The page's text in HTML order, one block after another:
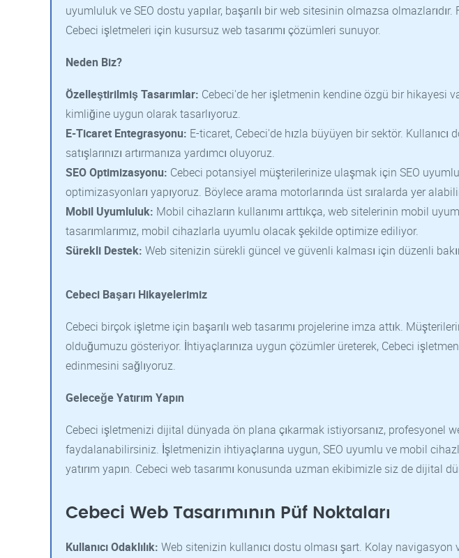
uyumluluk ve SEO dostu yapılar, başarılı bir web sitesinin olmazsa
Cebeci işletmeleri için kusursuz web tasarımı çözümleri sunuyor.
Neden Biz?
Özelleştirilmiş Tasarımlar: Cebeci'de her işletmenin kendine özgü bir hikayesi
kimliğine uygun olarak tasarlıyoruz.
E-Ticaret Entegrasyonu: E-ticaret, Cebeci'de hızla büyüyen bir sektör.
satışlarınızı artırmanıza yardımcı oluyoruz.
SEO Optimizasyonu: Cebeci potansiyel müşterilerinize ulaşmak için SEO
optimizasyonları yapıyoruz. Böylece arama motorlarında üst sıralarda yer
Mobil Uyumluluk: Mobil cihazların kullanımı arttıkça, web sitelerinin mobil
tasarımlarımız, mobil cihazlarla uyumlu olacak şekilde optimize ediliyor.
Sürekli Destek: Web sitenizin sürekli güncel ve güvenli kalması için düzenli
Cebeci Başarı Hikayelerimiz
Cebeci birçok işletme için başarılı web tasarımı projelerine imza attık.
olduğumuzu gösteriyor. İhtiyaçlarınıza uygun çözümler üreterek, Cebeci
edinmesini sağlıyoruz.
Geleceğe Yatırım Yapın
Cebeci işletmenizi dijital dünyada ön plana çıkarmak istiyorsanız, profesyonel
faydalanabilirsiniz. İşletmenizin ihtiyaçlarına uygun, SEO uyumlu ve mobil
yatırım yapın. Cebeci web tasarımı konusunda uzman ekibimizle siz de dijital
Cebeci Web Tasarımının Püf Noktaları
Kullanıcı Odaklılık: Web sitenizin kullanıcı dostu olması şart. Kolay